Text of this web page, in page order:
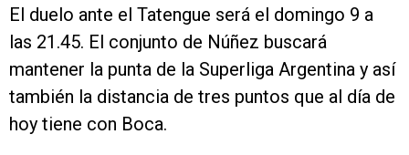
El duelo ante el Tatengue será el domingo 9 a
las 21.45. El conjunto de Núñez buscará
mantener la punta de la Superliga Argentina y así
también la distancia de tres puntos que al día de
hoy tiene con Boca.